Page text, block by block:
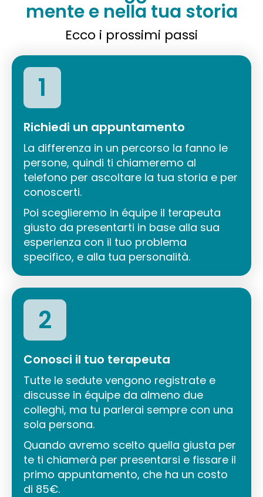
mente e nella tua storia
Ecco i prossimi passi
1
Richiedi un appuntamento
La differenza in un percorso la fanno le
persone, quindi ti chiameremo al
telefono per ascoltare la tua storia e per
conoscerti.
Poi sceglieremo in équipe il terapeuta
giusto da presentarti in base alla sua
esperienza con il tuo problema
specifico, e alla tua personalità.
2
Conosci il tuo terapeuta
Tutte le sedute vengono registrate e
discusse in équipe da almeno due
colleghi, ma tu parlerai sempre con una
sola persona.
Quando avremo scelto quella giusta per
te ti chiamerà per presentarsi e fissare il
primo appuntamento, che ha un costo
di 85€.